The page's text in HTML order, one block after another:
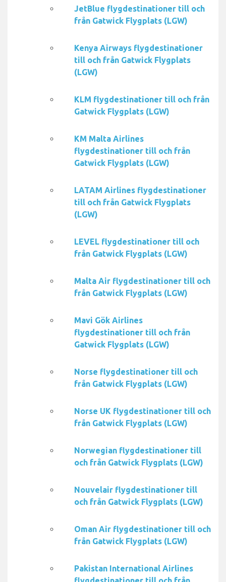
JetBlue flygdestinationer till och
från Gatwick Flygplats (LGW)
Kenya Airways flygdestinationer
till och från Gatwick Flygplats
(LGW)
KLM flygdestinationer till och från
Gatwick Flygplats (LGW)
KM Malta Airlines
flygdestinationer till och från
Gatwick Flygplats (LGW)
LATAM Airlines flygdestinationer
till och från Gatwick Flygplats
(LGW)
LEVEL flygdestinationer till och
från Gatwick Flygplats (LGW)
Malta Air flygdestinationer till och
från Gatwick Flygplats (LGW)
Mavi Gök Airlines
flygdestinationer till och från
Gatwick Flygplats (LGW)
Norse flygdestinationer till och
från Gatwick Flygplats (LGW)
Norse UK flygdestinationer till och
från Gatwick Flygplats (LGW)
Norwegian flygdestinationer till
och från Gatwick Flygplats (LGW)
Nouvelair flygdestinationer till
och från Gatwick Flygplats (LGW)
Oman Air flygdestinationer till och
från Gatwick Flygplats (LGW)
Pakistan International Airlines